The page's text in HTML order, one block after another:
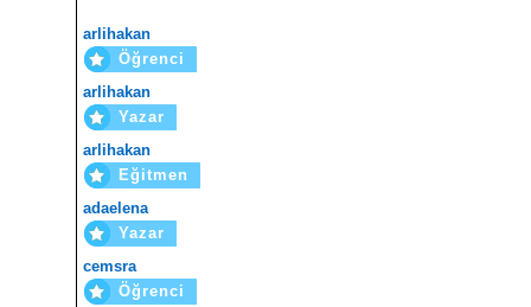
arlihakan
Öğrenci
arlihakan
Yazar
arlihakan
Eğitmen
adaelena
Yazar
cemsra
Öğrenci